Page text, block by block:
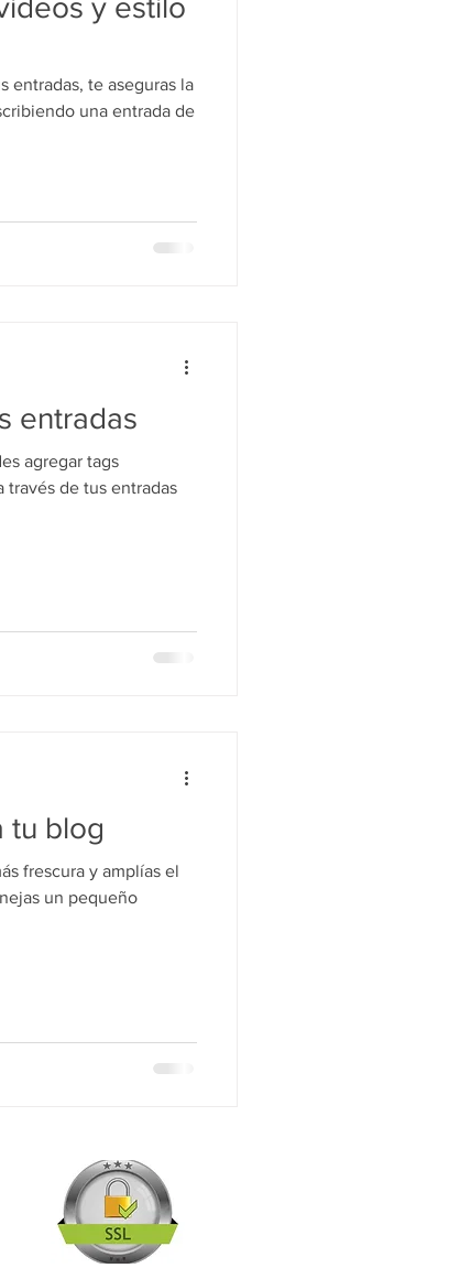
y estilo
entradas, te aseguras la
una entrada de
entradas
agregar tags
través de tus entradas
tu blog
frescura y amplías el
un pequeño